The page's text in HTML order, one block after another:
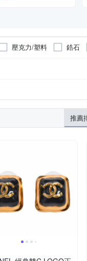
壓克力/塑料 鋯石
推薦